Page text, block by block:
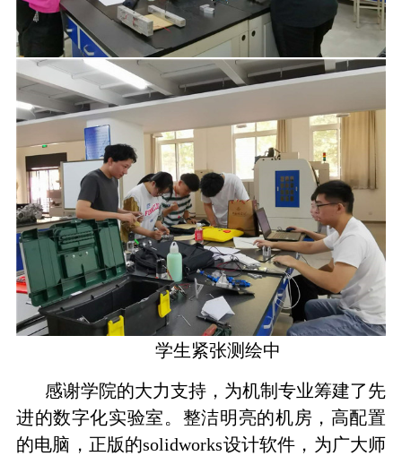
学生紧张测绘中
感谢学院的大力支持，为机制专业筹建了先
进的数字化实验室。整洁明亮的机房，高配置
的电脑，正版的solidworks设计软件，为广大师